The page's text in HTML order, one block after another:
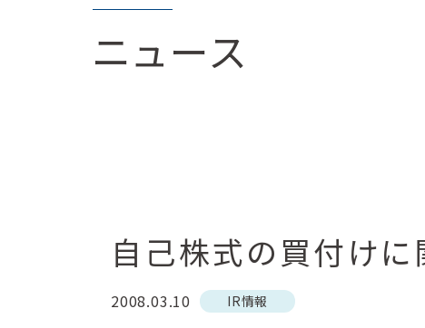
ニュース
自己株式の買付けに
2008.03.10 IR情報